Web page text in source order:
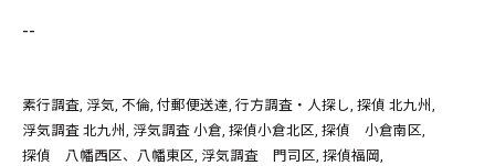
--
素行調査 浮気 不倫 付郵便送達 行方調査・人探し 探偵 北九州
浮気調査 北九州
浮気調査 小倉 探偵小倉北区 探偵 小倉南区
探偵 八幡西区、八幡東区 浮気調査 門司区 探偵福岡